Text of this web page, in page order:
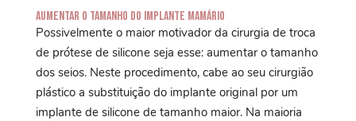
Aumentar o Tamanho do Implante Mamário
Possivelmente o maior motivador da cirurgia de troca
de prótese de silicone seja esse: aumentar o tamanho
dos seios. Neste procedimento, cabe ao seu cirurgião
plástico a substituição do implante original por um
implante de silicone de tamanho maior. Na maioria